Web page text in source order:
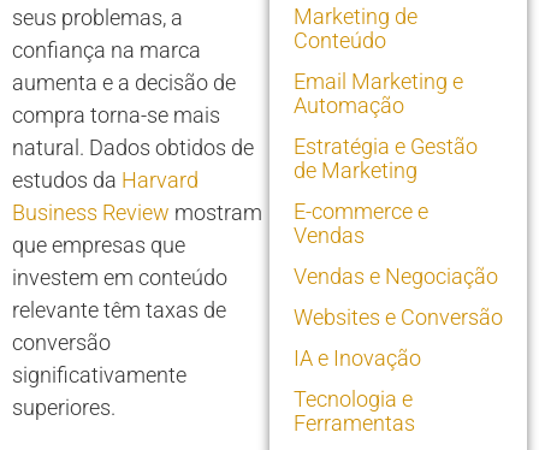
seus problemas, a
confiança na marca
aumenta e a decisão de
compra torna-se mais
natural. Dados obtidos de
estudos da Harvard
Business Review mostram
que empresas que
investem em conteúdo
relevante têm taxas de
conversão
significativamente
superiores.
Marketing de
Conteúdo
Email Marketing e
Automação
Estratégia e Gestão
de Marketing
E-commerce e
Vendas
Vendas e Negociação
Websites e Conversão
IA e Inovação
Tecnologia e
Ferramentas